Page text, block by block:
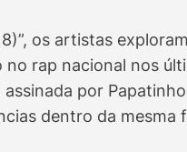
os artistas
rap nacional nos
assinada por
dentro da mesma